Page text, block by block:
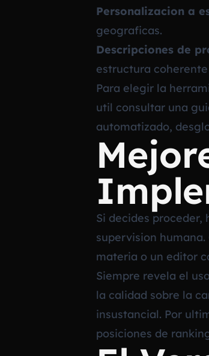
Personalizacion a
geograficas.
Descripciones de
estructura
Para elegir la
util consultar una
automatizado,
Si decides
supervision
materia o un editor
Siempre revela el
la calidad sobre la
insustancial. Por
posiciones de